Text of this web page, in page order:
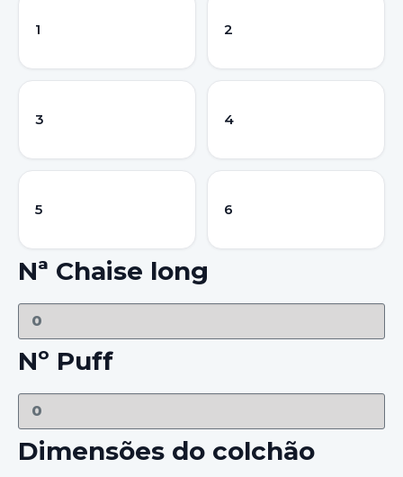
1 2
3 4
5 6
Nª Chaise long
Nº Puff
Dimensões do colchão